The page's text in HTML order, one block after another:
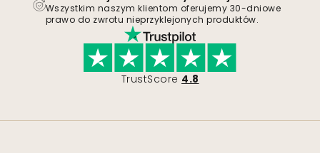
Wszystkim naszym klientom oferujemy 30-dniowe
prawo do zwrotu nieprzyklejonych produktów.
TrustScore 4.8